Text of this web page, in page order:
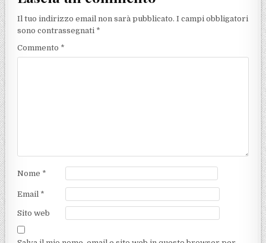
Il tuo indirizzo email non sarà pubblicato. I campi obbligatori
sono contrassegnati *
Commento *
Nome *
Email *
Sito web